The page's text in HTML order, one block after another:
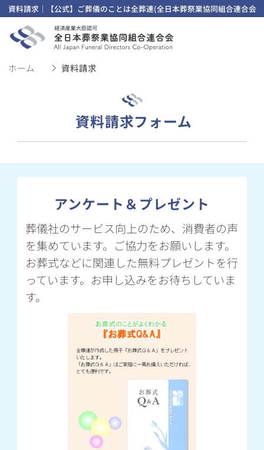
資料請求｜【公式】ご葬儀のことは全葬連(全日本葬祭業協同組合連合会)
ホーム 資料請求
資料請求フォーム
アンケート＆プレゼント
葬儀社のサービス向上のため、消費者の声
を集めています。ご協力をお願いします。
お葬式などに関連した無料プレゼントを行
っています。お申し込みをお待ちしていま
す。